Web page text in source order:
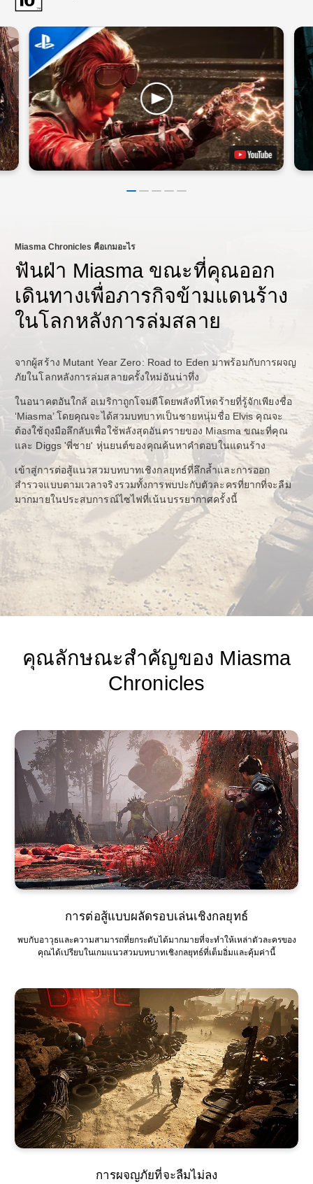
Miasma Chronicles คือเกมอะไร
ฟันฝ่า Miasma ขณะที่คุณออก
เดินทางเพื่อภารกิจข้ามแดนร้าง
ในโลกหลังการล่มสลาย
จากผู้สร้าง Mutant Year Zero: Road to Eden มาพร้อมกับการผจญ
ภัยในโลกหลังการล่มสลายครั้งใหม่อันน่าทึ่ง
ในอนาคตอันใกล้ อเมริกาถูกโจมตีโดยพลังที่โหดร้ายที่รู้จักเพียงชื่อ
‘Miasma’ โดยคุณจะได้สวมบทบาทเป็นชายหนุ่มชื่อ Elvis คุณจะ
ต้องใช้ถุงมือลึกลับเพื่อใช้พลังสุดอันตรายของ Miasma ขณะที่คุณ
และ Diggs 'พี่ชาย' หุ่นยนต์ของคุณค้นหาคำตอบในแดนร้าง
เข้าสู่การต่อสู้แนวสวมบทบาทเชิงกลยุทธ์ที่ลึกล้ำและการออก
สำรวจแบบตามเวลาจริงรวมทั้งการพบปะกับตัวละครที่ยากที่จะลืม
มากมายในประสบการณ์ไซไฟที่เน้นบรรยากาศครั้งนี้
คุณลักษณะสำคัญของ Miasma
Chronicles
การต่อสู้แบบผลัดรอบเล่นเชิงกลยุทธ์
พบกับอาวุธและความสามารถที่ยกระดับได้มากมายที่จะทำให้เหล่าตัวละครของ
คุณได้เปรียบในเกมแนวสวมบทบาทเชิงกลยุทธ์ที่เต็มอิ่มและคุ้มค่านี้
การผจญภัยที่จะลืมไม่ลง